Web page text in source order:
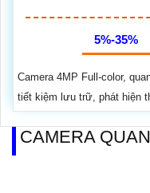
5%-35%
Camera 4MP Full-color,
tiết kiệm lưu trữ, phát hiện
CAMERA